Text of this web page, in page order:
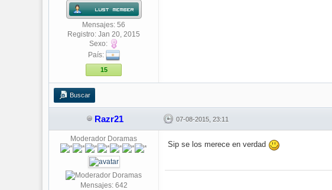
Mensajes: 56
Registro: Jan 20, 2015
Sexo:
País:
15
Buscar
Razr21 07-08-2015, 23:11
Moderador Doramas
Mensajes: 642
Sip se los merece en verdad